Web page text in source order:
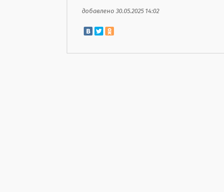
добавлено 30.05.2025 14:02